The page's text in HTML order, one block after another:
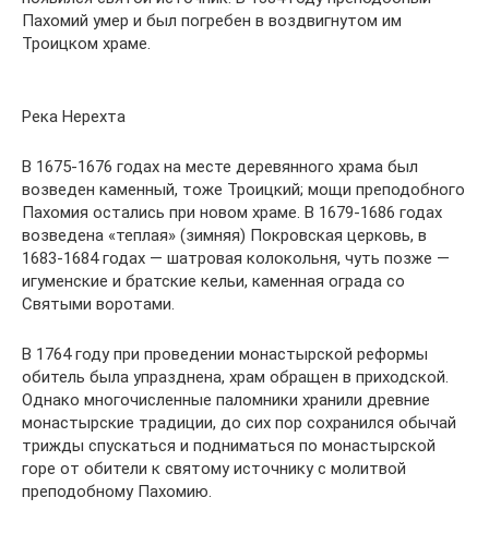
Пахомий умер и был погребен в воздвигнутом им
Троицком храме.
Река Нерехта
В 1675-1676 годах на месте деревянного храма был
возведен каменный, тоже Троицкий; мощи преподобного
Пахомия остались при новом храме. В 1679-1686 годах
возведена «теплая» (зимняя) Покровская церковь, в
1683-1684 годах — шатровая колокольня, чуть позже —
игуменские и братские кельи, каменная ограда со
Святыми воротами.
В 1764 году при проведении монастырской реформы
обитель была упразднена, храм обращен в приходской.
Однако многочисленные паломники хранили древние
монастырские традиции, до сих пор сохранился обычай
трижды спускаться и подниматься по монастырской
горе от обители к святому источнику с молитвой
преподобному Пахомию.